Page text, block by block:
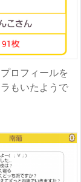
ロフィールを
もいたようで